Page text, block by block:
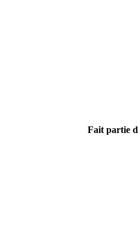
Fait partie